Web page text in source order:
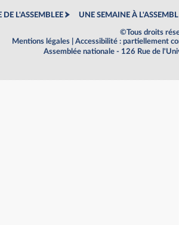
L'ASSEMBLEE UNE SEMAINE À
©Tous droits
Mentions légales
Accessibilité : partiellement
Assemblée nationale - 126 Rue de